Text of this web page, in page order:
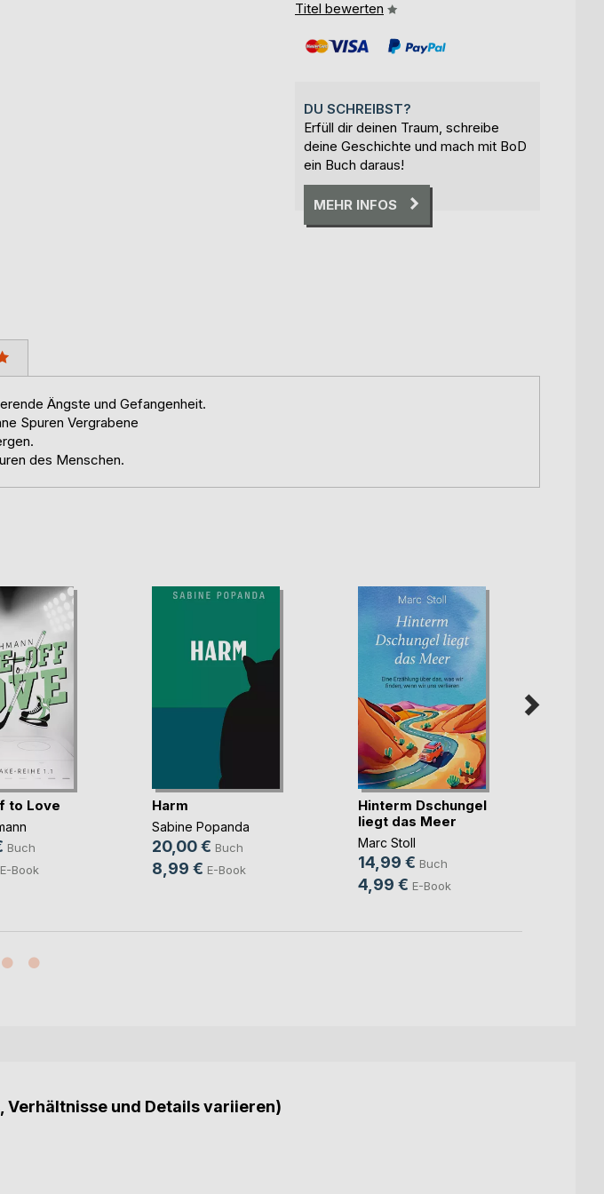
Titel bewerten
DU SCHREIBST?
Erfüll dir deinen Traum, schreibe
deine Geschichte und mach mit BoD
ein Buch daraus!
MEHR INFOS
Ängste und Gefangenheit.
Spuren Vergrabene
des Menschen.
to Love
Buch
E-Book
Harm
Sabine Popanda
20,00 € Buch
8,99 € E-Book
Hinterm Dschungel
liegt das Meer
Marc Stoll
14,99 € Buch
4,99 € E-Book
Verhältnisse und Details variieren)